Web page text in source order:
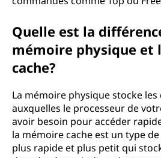
Quelle est la
mémoire physique et
cache?
La mémoire physique stocke les
auxquelles le processeur de
avoir besoin pour accéder
la mémoire cache est un type
plus rapide et plus petit qui